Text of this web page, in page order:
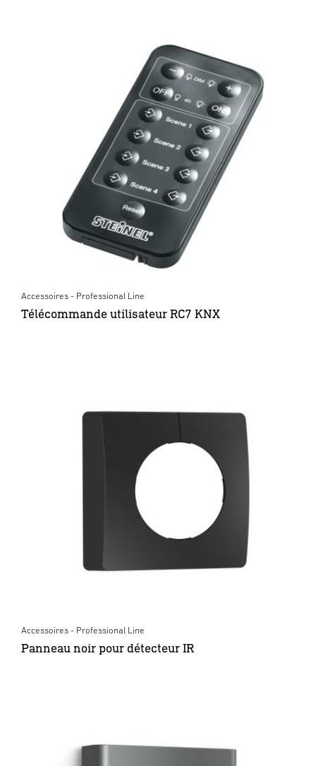
Accessoires - Professional Line
Télécommande utilisateur RC7 KNX
Accessoires - Professional Line
Panneau noir pour détecteur IR